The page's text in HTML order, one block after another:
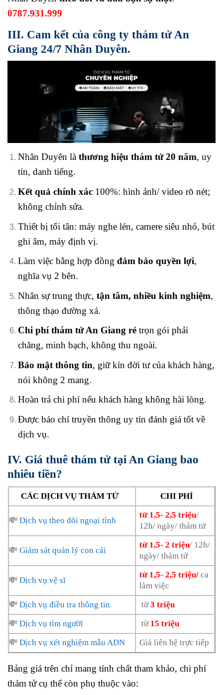
0787.931.999
III. Cam kết của công ty thám tử An
Giang 24/7 Nhân Duyên.
Nhân Duyên là thương hiệu thám tử 20 năm, uy
tín, danh tiếng.
Kết quả chính xác100%: hình ảnh/ video rõ nét;
không chỉnh sửa.
Thiết bị tối tân: máy nghe lén, camere siêu nhỏ, bút
ghi âm, máy định vị.
Làm việc bằng hợp đồng đảm bảo quyền lợi,
nghĩa vụ 2 bên.
Nhân sự trung thực, tận tâm, nhiều kinh nghiệm,
thông thạo đường xá.
Chi phí thám tử An Giang rẻtrọn gói phải
chăng, minh bạch, không thu ngoài.
Bảo mật thông tin, giữ kín đời tư của khách hàng,
nói không 2 mang.
Hoàn trả chi phí nếu khách hàng không hài lòng.
Được báo chí truyền thông uy tín đánh giá tốt về
dịch vụ.
IV. Giá thuê thám tử tại An Giang bao
nhiêu tiền?
CÁC DỊCH VỤ THÁM TỬ CHI PHÍ
💸 Dịch vụ theo dõi ngoại tình
từ 1,5- 2,5 triệu/
12h/ ngày/ thám tử
💸 Giám sát quản lý con cái
từ 1,5- 2 triệu/ 12h/
ngày/ thám tử
💸 Dịch vụ vệ sĩ
từ 1,5- 2,5 triệu/ ca
làm việc
💸 Dịch vụ điều tra thông tin từ3 triệu
💸 Dịch vụ tìm người từ 15 triệu
💸 Dịch vụ xét nghiệm mẫu ADN Giá liên hệ trực tiếp
Bảng giá trên chỉ mang tính chất tham khảo, chi phí
thám tử cụ thể còn phụ thuộc vào: